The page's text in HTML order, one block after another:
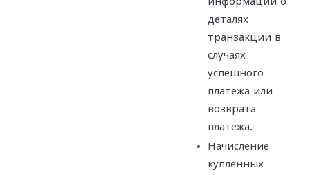
деталях
транзакции в
случаях
успешного
платежа или
возврата
платежа.
Начисление
купленных